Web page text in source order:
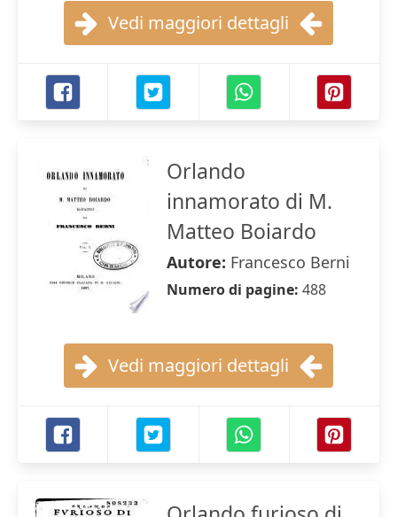
Vedi maggiori dettagli
Orlando
innamorato di M.
Matteo Boiardo
Autore: Francesco Berni
Numero di pagine: 488
Vedi maggiori dettagli